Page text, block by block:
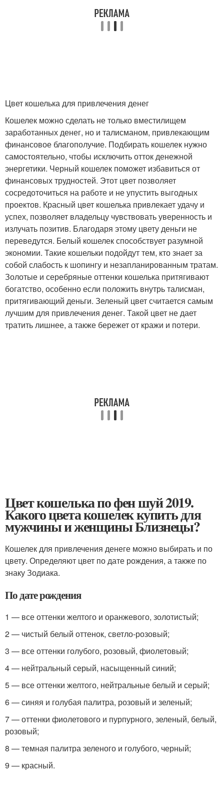
Цвет кошелька для привлечения денег
Кошелек можно сделать не только вместилищем
заработанных денег, но и талисманом, привлекающим
финансовое благополучие. Подбирать кошелек нужно
самостоятельно, чтобы исключить отток денежной
энергетики. Черный кошелек поможет избавиться от
финансовых трудностей. Этот цвет позволяет
сосредоточиться на работе и не упустить выгодных
проектов. Красный цвет кошелька привлекает удачу и
успех, позволяет владельцу чувствовать уверенность и
излучать позитив. Благодаря этому цвету деньги не
переведутся. Белый кошелек способствует разумной
экономии. Такие кошельки подойдут тем, кто знает за
собой слабость к шопингу и незапланированным тратам.
Золотые и серебряные оттенки кошелька притягивают
богатство, особенно если положить внутрь талисман,
притягивающий деньги. Зеленый цвет считается самым
лучшим для привлечения денег. Такой цвет не дает
тратить лишнее, а также бережет от кражи и потери.
Цвет кошелька по фен шуй 2019.
Какого цвета кошелек купить для
мужчины и женщины Близнецы?
Кошелек для привлечения денеге можно выбирать и по
цвету. Определяют цвет по дате рождения, а также по
знаку Зодиака.
По дате рождения
1 — все оттенки желтого и оранжевого, золотистый;
2 — чистый белый оттенок, светло-розовый;
3 — все оттенки голубого, розовый, фиолетовый;
4 — нейтральный серый, насыщенный синий;
5 — все оттенки желтого, нейтральные белый и серый;
6 — синяя и голубая палитра, розовый и зеленый;
7 — оттенки фиолетового и пурпурного, зеленый, белый,
розовый;
8 — темная палитра зеленого и голубого, черный;
9 — красный.